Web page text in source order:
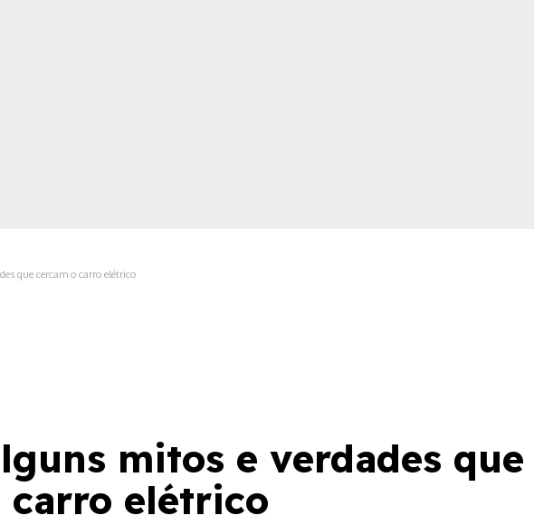
que cercam o carro elétrico
mitos e verdades que
carro elétrico